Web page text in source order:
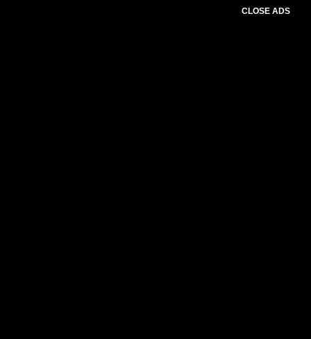
CLOSE ADS